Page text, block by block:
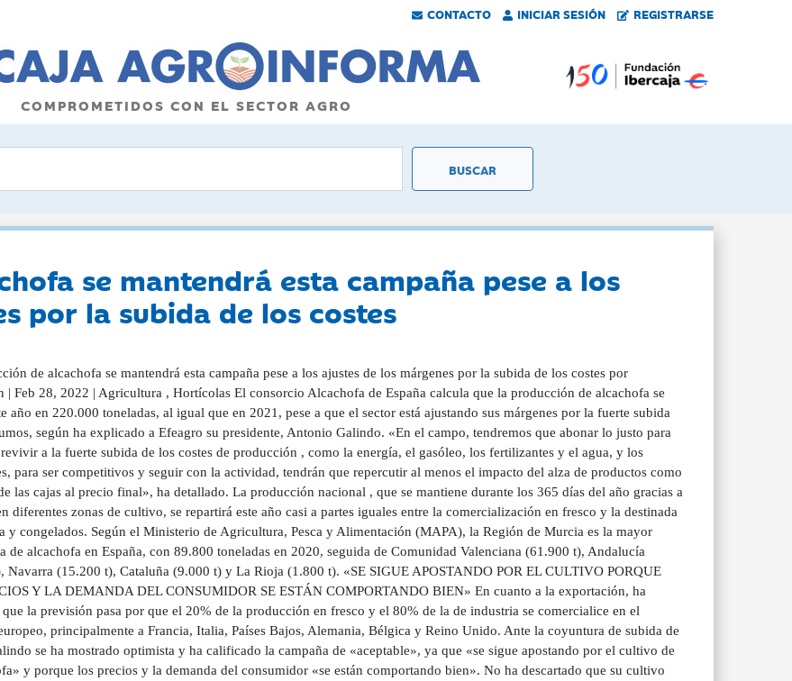
CONTACTO INICIAR SESIÓN REGISTRARSE
COMPROMETIDOS CON EL SECTOR AGRO
se mantendrá esta campaña pese a los
por la subida de los costes
de alcachofa se mantendrá esta campaña pese a los ajustes de los márgenes por la subida de los costes por
| Feb 28, 2022 | Agricultura , Hortícolas El consorcio Alcachofa de España calcula que la producción de alcachofa se
año en 220.000 toneladas, al igual que en 2021, pese a que el sector está ajustando sus márgenes por la fuerte subida
según ha explicado a Efeagro su presidente, Antonio Galindo. «En el campo, tendremos que abonar lo justo para
a la fuerte subida de los costes de producción , como la energía, el gasóleo, los fertilizantes y el agua, y los
para ser competitivos y seguir con la actividad, tendrán que repercutir al menos el impacto del alza de productos como
las cajas al precio final», ha detallado. La producción nacional , que se mantiene durante los 365 días del año gracias a
diferentes zonas de cultivo, se repartirá este año casi a partes iguales entre la comercialización en fresco y la destinada
y congelados. Según el Ministerio de Agricultura, Pesca y Alimentación (MAPA), la Región de Murcia es la mayor
de alcachofa en España, con 89.800 toneladas en 2020, seguida de Comunidad Valenciana (61.900 t), Andalucía
Navarra (15.200 t), Cataluña (9.000 t) y La Rioja (1.800 t). «SE SIGUE APOSTANDO POR EL CULTIVO PORQUE
Y LA DEMANDA DEL CONSUMIDOR SE ESTÁN COMPORTANDO BIEN» En cuanto a la exportación, ha
que la previsión pasa por que el 20% de la producción en fresco y el 80% de la de industria se comercialice en el
principalmente a Francia, Italia, Países Bajos, Alemania, Bélgica y Reino Unido. Ante la coyuntura de subida de
se ha mostrado optimista y ha calificado la campaña de «aceptable», ya que «se sigue apostando por el cultivo de
y porque los precios y la demanda del consumidor «se están comportando bien». No ha descartado que su cultivo